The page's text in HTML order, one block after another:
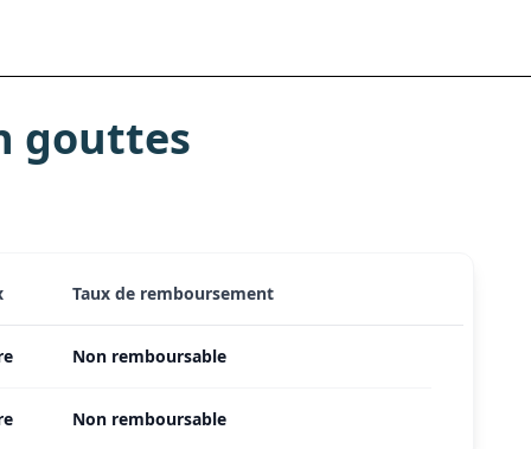
gouttes
Taux de remboursement
Non remboursable
Non remboursable